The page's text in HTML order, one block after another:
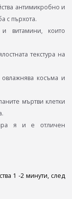
антимикробно и
с пърхота.
витамини, които
текстура на
косъма и
мъртви клетки
я и е отличен
1 -2 минути, след